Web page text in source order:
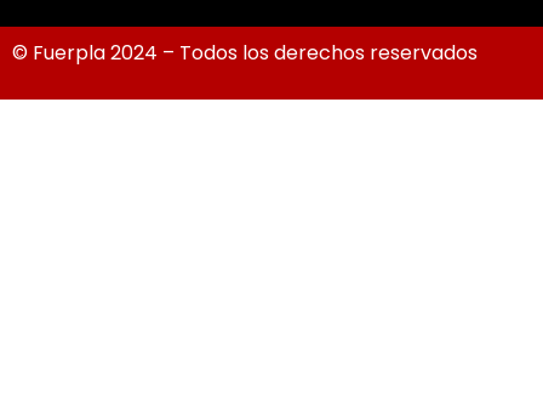
© Fuerpla 2024 – Todos los derechos reservados